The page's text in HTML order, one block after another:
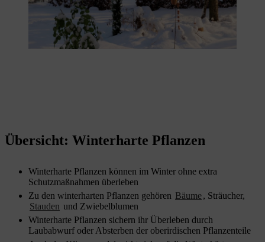
Übersicht: Winterharte Pflanzen
Winterharte Pflanzen können im Winter ohne extra
Schutzmaßnahmen überleben
Zu den winterharten Pflanzen gehören Bäume, Sträucher,
Stauden und Zwiebelblumen
Winterharte Pflanzen sichern ihr Überleben durch
Laubabwurf oder Absterben der oberirdischen Pflanzenteile